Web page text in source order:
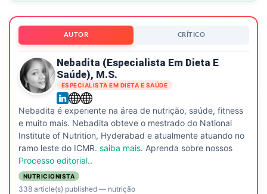
AUTOR CRÍTICO
Nebadita (especialista Em Dieta E
Saúde), M.S.
ESPECIALISTA EM DIETA E SAÚDE
Nebadita é experiente na área de nutrição, saúde, fitness
e muito mais. Nebadita obteve o mestrado do National
Institute of Nutrition, Hyderabad e atualmente atuando no
ramo leste do ICMR. saiba mais. Aprenda sobre nossos
Processo editorial..
NUTRICIONISTA
338 article(s) published— nutrição